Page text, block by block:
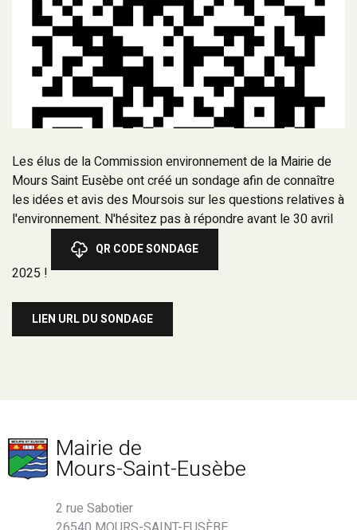
Les élus de la Commission environnement de la Mairie de
Mours Saint Eusèbe ont créé un sondage afin de connaître
les idées et avis des Moursois sur les questions relatives à
l'environnement. N'hésitez pas à répondre avant le 30 avril
2025 !
QR CODE SONDAGE
LIEN URL DU SONDAGE
Mairie de
Mours-Saint-Eusèbe
2 rue Sabotier